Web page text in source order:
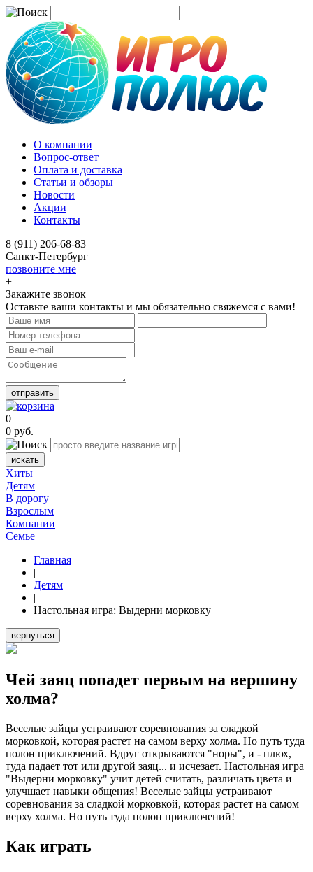
О компании
Вопрос-ответ
Оплата и доставка
Статьи и обзоры
Новости
Акции
Контакты
8 (911) 206-68-83
Санкт-Петербург
позвоните мне
+
Закажите звонок
Оставьте ваши контакты и мы обязательно свяжемся с вами!
отправить
0
0 руб.
искать
Хиты
Детям
В дорогу
Взрослым
Компании
Семье
Главная
|
Детям
|
Настольная игра: Выдерни морковку
вернуться
Чей заяц попадет первым на вершину
холма?
Веселые зайцы устраивают соревнования за сладкой
морковкой, которая растет на самом верху холма. Но путь туда
полон приключений. Вдруг открываются "норы", и - плюх,
туда падает тот или другой заяц... и исчезает. Настольная игра
"Выдерни морковку" учит детей считать, различать цвета и
улучшает навыки общения! Веселые зайцы устраивают
соревнования за сладкой морковкой, которая растет на самом
верху холма. Но путь туда полон приключений!
Как играть